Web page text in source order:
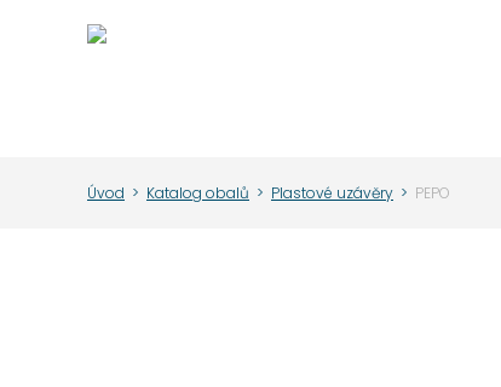
Úvod > Katalog obalů > Plastové uzávěry > PEPO